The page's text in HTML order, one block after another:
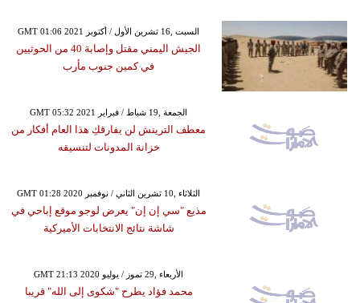
GMT 01:06 2021 السبت ,16 تشرين الأول / أكتوبر
الجيش اليمني مقتل وإصابة 40 من الحوثيين
في كمين جنوب مأرب
GMT 05:32 2021 الجمعة ,19 شباط / فبراير
معطف الترينش لن يفارقكِ هذا العام أفكار من
خزانة المدونات لتنسيقه
GMT 01:28 2020 الثلاثاء ,10 تشرين الثاني / نوفمبر
مذيع "سي إن إن" يعرض لوجو موقع إباحي في
شاشة نتائج الانتخابات الأميركية
GMT 21:13 2020 الأربعاء ,29 تموز / يوليو
محمد فؤاد يطرح "شكوى إلى الله" قريبا